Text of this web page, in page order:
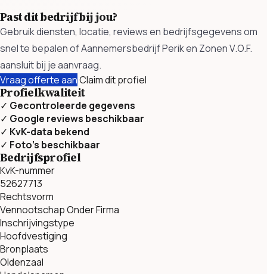
Past dit bedrijf bij jou?
Gebruik diensten, locatie, reviews en bedrijfsgegevens om
snel te bepalen of Aannemersbedrijf Perik en Zonen V.O.F.
aansluit bij je aanvraag.
Vraag offerte aanClaim dit profiel
Profielkwaliteit
✓ Gecontroleerde gegevens
✓ Google reviews beschikbaar
✓ KvK-data bekend
✓ Foto’s beschikbaar
Bedrijfsprofiel
KvK-nummer
52627713
Rechtsvorm
Vennootschap Onder Firma
Inschrijvingstype
Hoofdvestiging
Bronplaats
Oldenzaal